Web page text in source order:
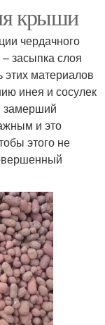
крыши
чердачного
засыпка слоя
материалов
инея и сосулек
замерший
и это
этого не